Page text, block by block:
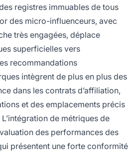
registres immuables de tous
des micro-influenceurs, avec
très engagées, déplace
superficielles vers
recommandations
intègrent de plus en plus des
dans les contrats d’affiliation,
et des emplacements précis
de métriques de
des performances des
présentent une forte conformité